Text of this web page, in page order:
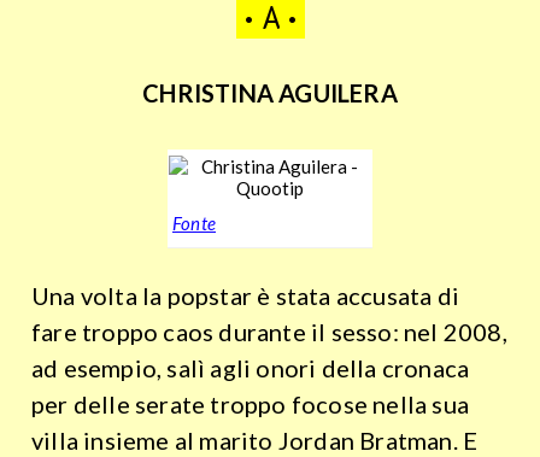
• A •
CHRISTINA AGUILERA
Fonte
Una volta la popstar è stata accusata di
fare troppo caos durante il sesso: nel 2008,
ad esempio, salì agli onori della cronaca
per delle serate troppo focose nella sua
villa insieme al marito Jordan Bratman. E